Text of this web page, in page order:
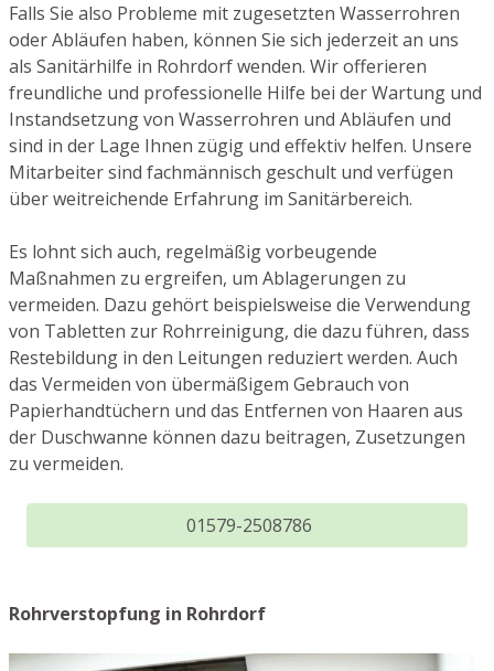
Falls Sie also Probleme mit zugesetzten Wasserrohren
oder Abläufen haben, können Sie sich jederzeit an uns
als Sanitärhilfe in Rohrdorf wenden. Wir offerieren
freundliche und professionelle Hilfe bei der Wartung und
Instandsetzung von Wasserrohren und Abläufen und
sind in der Lage Ihnen zügig und effektiv helfen. Unsere
Mitarbeiter sind fachmännisch geschult und verfügen
über weitreichende Erfahrung im Sanitärbereich.
Es lohnt sich auch, regelmäßig vorbeugende
Maßnahmen zu ergreifen, um Ablagerungen zu
vermeiden. Dazu gehört beispielsweise die Verwendung
von Tabletten zur Rohrreinigung, die dazu führen, dass
Restebildung in den Leitungen reduziert werden. Auch
das Vermeiden von übermäßigem Gebrauch von
Papierhandtüchern und das Entfernen von Haaren aus
der Duschwanne können dazu beitragen, Zusetzungen
zu vermeiden.
01579-2508786
Rohrverstopfung in Rohrdorf